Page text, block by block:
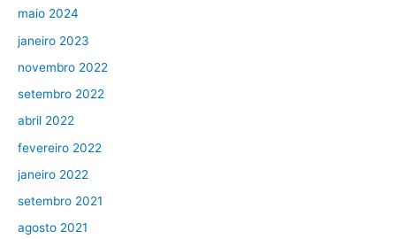
maio 2024
janeiro 2023
novembro 2022
setembro 2022
abril 2022
fevereiro 2022
janeiro 2022
setembro 2021
agosto 2021